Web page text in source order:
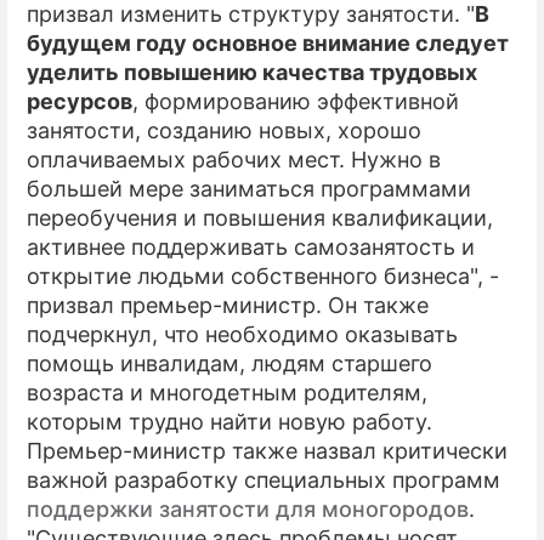
призвал изменить структуру занятости. "В
будущем году основное внимание следует
уделить повышению качества трудовых
ресурсов, формированию эффективной
занятости, созданию новых, хорошо
оплачиваемых рабочих мест. Нужно в
большей мере заниматься программами
переобучения и повышения квалификации,
активнее поддерживать самозанятость и
открытие людьми собственного бизнеса", -
призвал премьер-министр. Он также
подчеркнул, что необходимо оказывать
помощь инвалидам, людям старшего
возраста и многодетным родителям,
которым трудно найти новую работу.
Премьер-министр также назвал критически
важной разработку специальных программ
поддержки занятости для моногородов.